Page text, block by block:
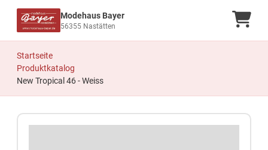
Modehaus Bayer
56355 Nastätten
Startseite
Produktkatalog
New Tropical 46 - Weiss